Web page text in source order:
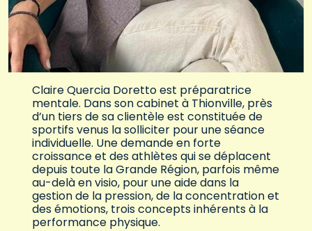
Claire Quercia Doretto est préparatrice
mentale. Dans son cabinet à Thionville, près
d’un tiers de sa clientèle est constituée de
sportifs venus la solliciter pour une séance
individuelle. Une demande en forte
croissance et des athlètes qui se déplacent
depuis toute la Grande Région, parfois même
au-delà en visio, pour une aide dans la
gestion de la pression, de la concentration et
des émotions, trois concepts inhérents à la
performance physique.